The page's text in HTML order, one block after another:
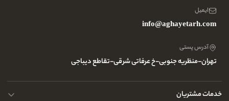
ایمیل
info@aghayetarh.com
آدرس پستی
تهران-منظریه جنوبی-خ عرفاتی شرقی-تقاطع دیباجی
خدمات مشتریان